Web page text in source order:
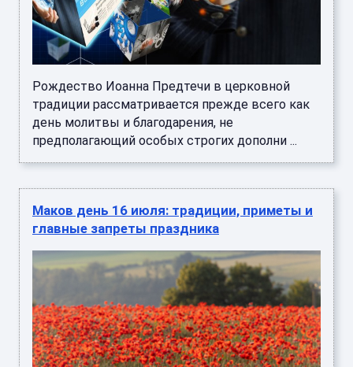
Рождество Иоанна Предтечи в церковной
традиции рассматривается прежде всего как
день молитвы и благодарения, не
предполагающий особых строгих дополни ...
Маков день 16 июля: традиции, приметы и
главные запреты праздника